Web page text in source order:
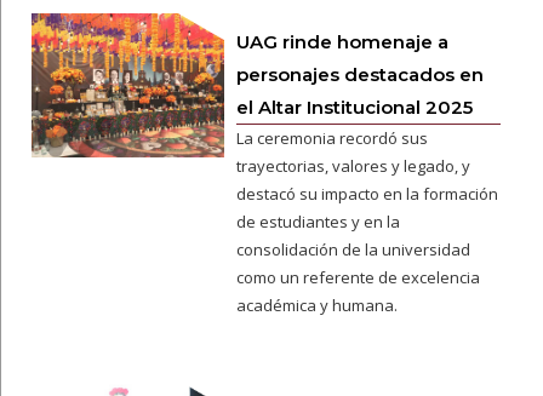
UAG rinde homenaje a
personajes destacados en
el Altar Institucional 2025
La ceremonia recordó sus
trayectorias, valores y legado, y
destacó su impacto en la formación
de estudiantes y en la
consolidación de la universidad
como un referente de excelencia
académica y humana.